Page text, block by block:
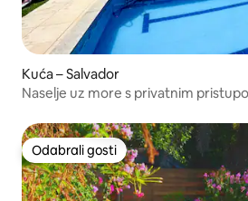
Kuća – Salvador
Naselje uz more s privatnim
Odabrali gosti
Odabrali gosti